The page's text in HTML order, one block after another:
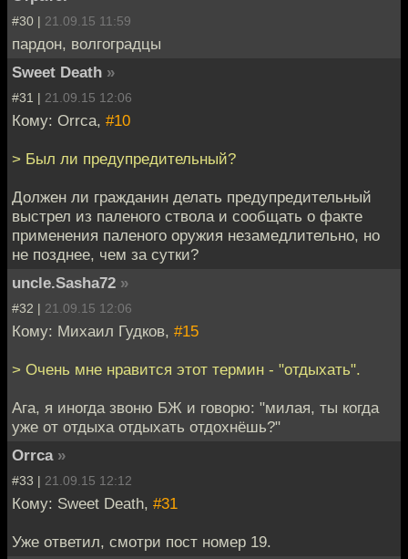
#30 | 21.09.15 11:59
пардон, волгоградцы
Sweet Death »
#31 | 21.09.15 12:06
Кому: Orrca, #10
> Был ли предупредительный?
Должен ли гражданин делать предупредительный
выстрел из паленого ствола и сообщать о факте
применения паленого оружия незамедлительно, но
не позднее, чем за сутки?
uncle.Sasha72 »
#32 | 21.09.15 12:06
Кому: Михаил Гудков, #15
> Очень мне нравится этот термин - "отдыхать".
Ага, я иногда звоню БЖ и говорю: "милая, ты когда
уже от отдыха отдыхать отдохнёшь?"
Orrca »
#33 | 21.09.15 12:12
Кому: Sweet Death, #31
Уже ответил, смотри пост номер 19.